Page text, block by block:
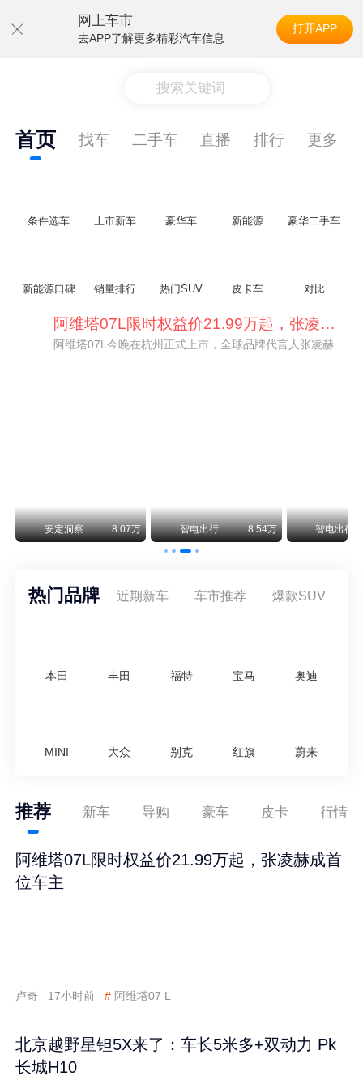
网上车市
去APP了解更多精彩汽车信息
打开APP
搜索关键词
首页 找车 二手车 直播 排行 更多
条件选车 上市新车 豪华车 新能源 豪华二手车
新能源口碑 销量排行 热门SUV 皮卡车 对比
阿维塔07L限时权益价21.99万起，张凌赫成首位车主
阿维塔07L今晚在杭州正式上市，全球品牌代言人张凌赫现场提车，成为这台车的第一位主人。三个版本：Elite纯电版22.99万，Max+后驱纯电版24.99万，Ultra三电机四驱版27.99万。
安定洞察 8.07万 智电出行 8.54万 智电出行
热门品牌 近期新车 车市推荐 爆款SUV
本田 丰田 福特 宝马 奥迪
MINI 大众 别克 红旗 蔚来
推荐 新车 导购 豪车 皮卡 行情
阿维塔07L限时权益价21.99万起，张凌赫成首
位车主
卢奇 17小时前 # 阿维塔07 L
北京越野星钽5X来了：车长5米多+双动力 Pk
长城H10